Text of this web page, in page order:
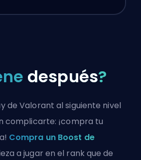
después?
de Valorant al siguiente nivel
complicarte: ¡compra tu
Compra un Boost de
a jugar en el rank que de